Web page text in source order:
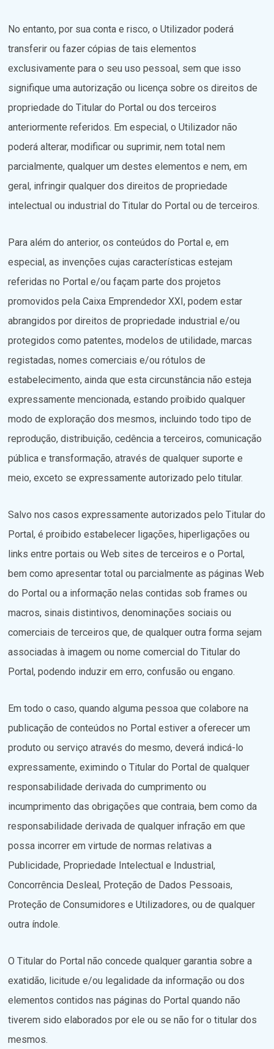
No entanto, por sua conta e risco, o Utilizador poderá
transferir ou fazer cópias de tais elementos
exclusivamente para o seu uso pessoal, sem que isso
signifique uma autorização ou licença sobre os direitos de
propriedade do Titular do Portal ou dos terceiros
anteriormente referidos. Em especial, o Utilizador não
poderá alterar, modificar ou suprimir, nem total nem
parcialmente, qualquer um destes elementos e nem, em
geral, infringir qualquer dos direitos de propriedade
intelectual ou industrial do Titular do Portal ou de terceiros.
Para além do anterior, os conteúdos do Portal e, em
especial, as invenções cujas características estejam
referidas no Portal e/ou façam parte dos projetos
promovidos pela Caixa Emprendedor XXI, podem estar
abrangidos por direitos de propriedade industrial e/ou
protegidos como patentes, modelos de utilidade, marcas
registadas, nomes comerciais e/ou rótulos de
estabelecimento, ainda que esta circunstância não esteja
expressamente mencionada, estando proibido qualquer
modo de exploração dos mesmos, incluindo todo tipo de
reprodução, distribuição, cedência a terceiros, comunicação
pública e transformação, através de qualquer suporte e
meio, exceto se expressamente autorizado pelo titular.
Salvo nos casos expressamente autorizados pelo Titular do
Portal, é proibido estabelecer ligações, hiperligações ou
links entre portais ou Web sites de terceiros e o Portal,
bem como apresentar total ou parcialmente as páginas Web
do Portal ou a informação nelas contidas sob frames ou
macros, sinais distintivos, denominações sociais ou
comerciais de terceiros que, de qualquer outra forma sejam
associadas à imagem ou nome comercial do Titular do
Portal, podendo induzir em erro, confusão ou engano.
Em todo o caso, quando alguma pessoa que colabore na
publicação de conteúdos no Portal estiver a oferecer um
produto ou serviço através do mesmo, deverá indicá-lo
expressamente, eximindo o Titular do Portal de qualquer
responsabilidade derivada do cumprimento ou
incumprimento das obrigações que contraia, bem como da
responsabilidade derivada de qualquer infração em que
possa incorrer em virtude de normas relativas a
Publicidade, Propriedade Intelectual e Industrial,
Concorrência Desleal, Proteção de Dados Pessoais,
Proteção de Consumidores e Utilizadores, ou de qualquer
outra índole.
O Titular do Portal não concede qualquer garantia sobre a
exatidão, licitude e/ou legalidade da informação ou dos
elementos contidos nas páginas do Portal quando não
tiverem sido elaborados por ele ou se não for o titular dos
mesmos.